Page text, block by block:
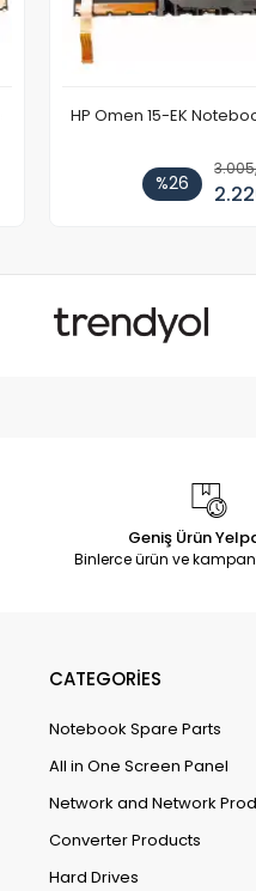
HP Omen 15-EK
%26
Geniş Ürün
Binlerce ürün ve
CATEGORİES
Notebook Spare Parts
All in One Screen Panel
Network and Network
Converter Products
Hard Drives